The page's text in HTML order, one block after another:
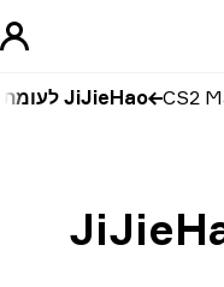
JiJieHao לעומת The Suspect